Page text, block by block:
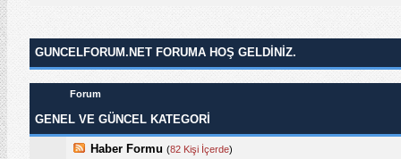
GUNCELFORUM.NET FORUMA HOŞ GELDINIZ.
GENEL VE GÜNCEL KATEGORİ
Haber Formu (82 Kişi İçerde)
Forum